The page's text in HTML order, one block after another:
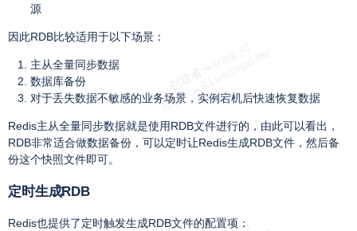
源
因此RDB比较适用于以下场景：
主从全量同步数据
数据库备份
对于丢失数据不敏感的业务场景，实例宕机后快速恢复数据
Redis主从全量同步数据就是使用RDB文件进行的，由此可以看出，
RDB非常适合做数据备份，可以定时让Redis生成RDB文件，然后备
份这个快照文件即可。
定时生成RDB
Redis也提供了定时触发生成RDB文件的配置项：